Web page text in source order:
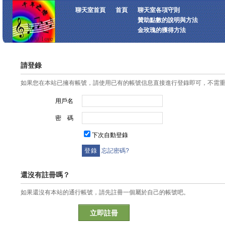
聊天室首頁 首頁
聊天室各項守則
贊助點數的說明與方法
金玫瑰的獲得方法
請登錄
如果您在本站已擁有帳號，請使用已有的帳號信息直接進行登錄即可，不需
用戶名
密 碼
下次自動登錄
忘記密碼?
還沒有註冊嗎？
如果還沒有本站的通行帳號，請先註冊一個屬於自己的帳號吧。
立即註冊